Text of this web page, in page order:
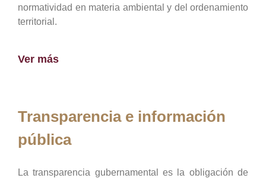
normatividad en materia ambiental y del ordenamiento
territorial.
Ver más
Transparencia e información
pública
La transparencia gubernamental es la obligación de